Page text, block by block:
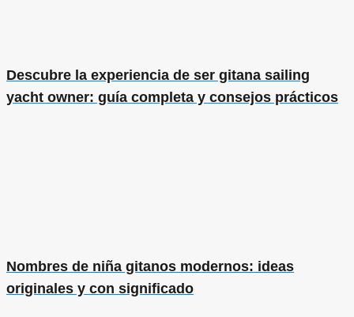
Descubre la experiencia de ser gitana sailing
yacht owner: guía completa y consejos prácticos
Nombres de niña gitanos modernos: ideas
originales y con significado